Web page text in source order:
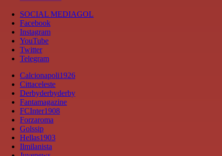
SOCIAL MEDIAGOL
Facebook
Instagram
YouTube
Twitter
Telegram
Calcionapoli1926
Cittaceleste
Derbyderbyderby
Fantamagazine
FCInter1908
Forzaroma
Golssip
Hellas1903
Ilmilanista